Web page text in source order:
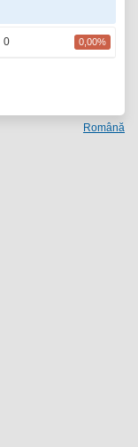
0 0,00%
Română